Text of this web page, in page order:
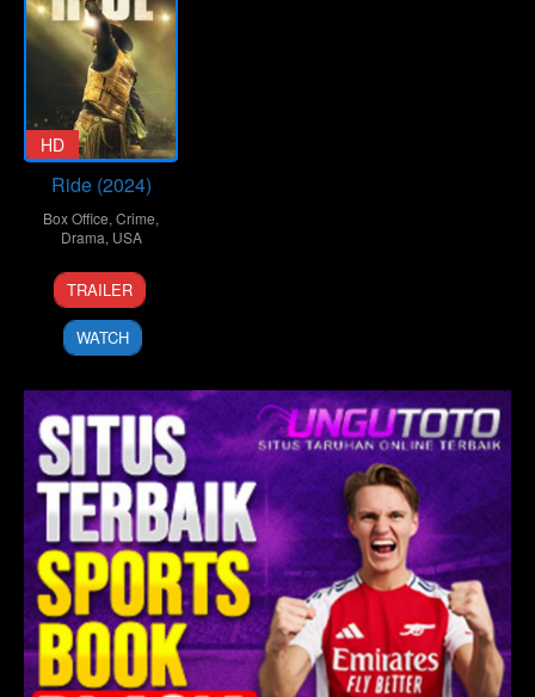
HD
Ride (2024)
Box Office,Crime,
Drama, USA
14
Jun
2024
Jake
Allyn
TRAILER
WATCH